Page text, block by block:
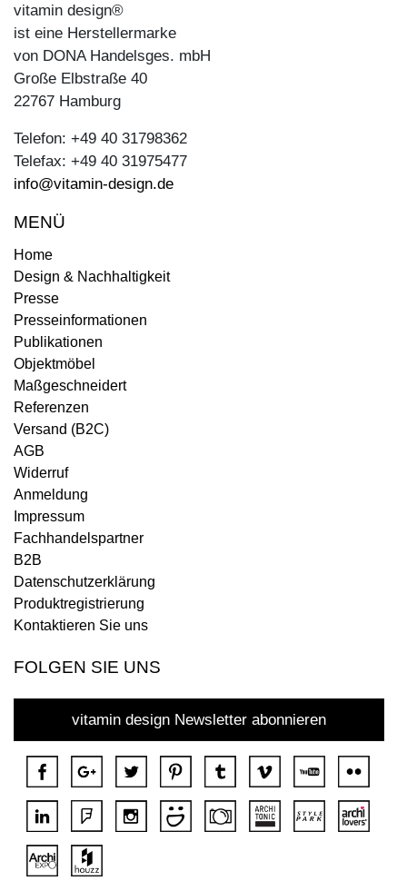
vitamin design®
ist eine Herstellermarke
von DONA Handelsges. mbH
Große Elbstraße 40
22767 Hamburg
Telefon: +49 40 31798362
Telefax: +49 40 31975477
info@vitamin-design.de
MENÜ
Home
Design & Nachhaltigkeit
Presse
Presseinformationen
Publikationen
Objektmöbel
Maßgeschneidert
Referenzen
Versand (B2C)
AGB
Widerruf
Anmeldung
Impressum
Fachhandelspartner
B2B
Datenschutzerklärung
Produktregistrierung
Kontaktieren Sie uns
FOLGEN SIE UNS
vitamin design Newsletter abonnieren